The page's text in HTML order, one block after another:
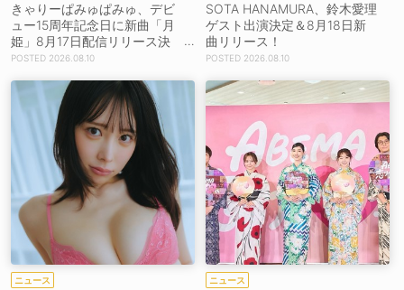
きゃりーぱみゅぱみゅ、デビ
ュー15周年記念日に新曲「月
姫」8月17日配信リリース決
定！
2026.08.10
SOTA HANAMURA、鈴木愛理
ゲスト出演決定＆8月18日新
曲リリース！
2026.08.10
ニュース ニュース